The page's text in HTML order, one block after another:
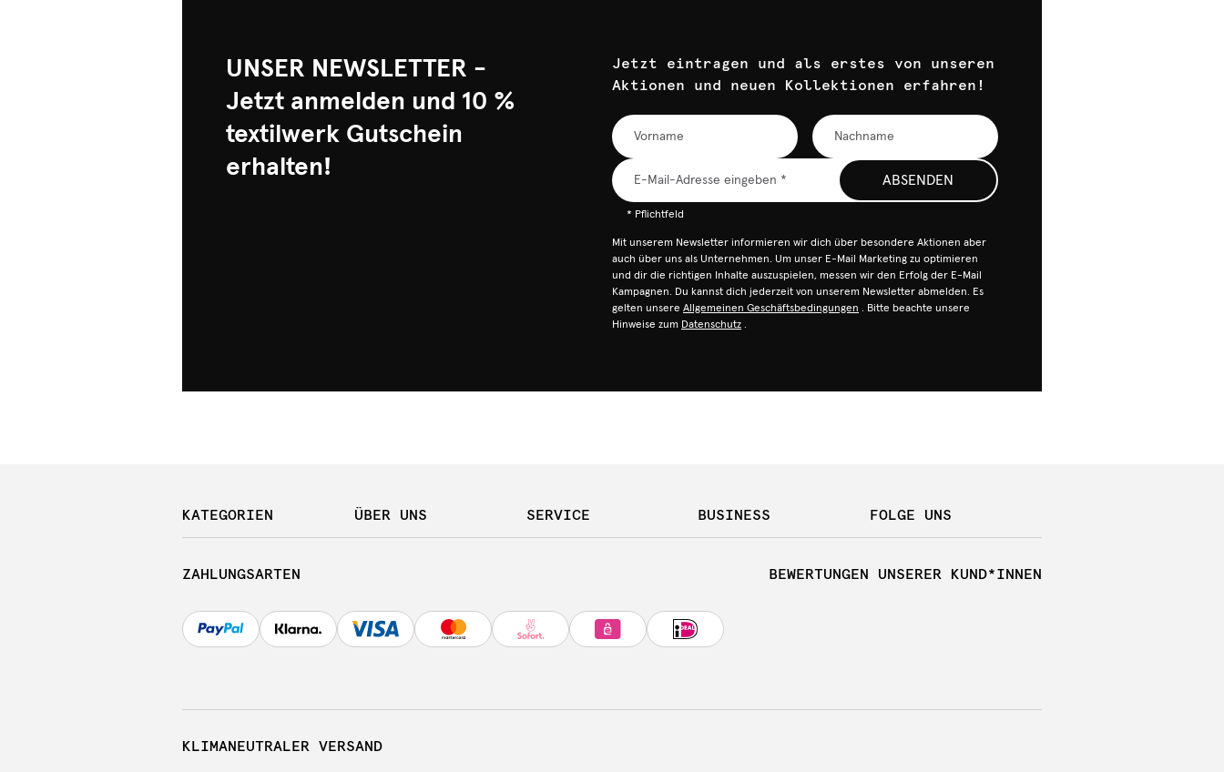
UNSER NEWSLETTER -
Jetzt anmelden und 10 %
textilwerk Gutschein
erhalten!
Jetzt eintragen und als erstes von unseren
Aktionen und neuen Kollektionen erfahren!
ABSENDEN
* Pflichtfeld
Mit unserem Newsletter informieren wir dich über besondere Aktionen aber
auch über uns als Unternehmen. Um unser E-Mail Marketing zu optimieren
und dir die richtigen Inhalte auszuspielen, messen wir den Erfolg der E-Mail
Kampagnen. Du kannst dich jederzeit von unserem Newsletter abmelden. Es
gelten unsere Allgemeinen Geschäftsbedingungen . Bitte beachte unsere
Hinweise zum Datenschutz .
KATEGORIEN ÜBER UNS SERVICE BUSINESS FOLGE UNS
ZAHLUNGSARTEN BEWERTUNGEN UNSERER KUND*INNEN
KLIMANEUTRALER VERSAND